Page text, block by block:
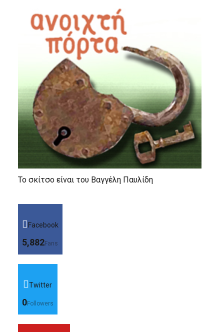
Το σκίτσο είναι του Βαγγέλη Παυλίδη
Facebook
5,882Fans
Twitter
0Followers